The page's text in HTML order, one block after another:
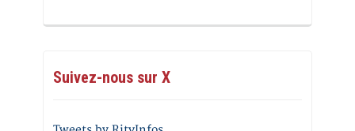
Suivez-nous sur X